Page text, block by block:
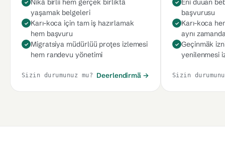
Nikâ birlii hem gerçek birliktä
yaşamak belgeleri
Karı-koca için tam iş hazırlamak
hem başvuru
Migratsiya müdürlüü proţes izlemesi
hem randevu yönetimi
Sizin durumunuz mu? Deerlendirmä →
Eni duuan
başvurusu
Karı-koca
aynı
Geçinmäk
yenilenmesi
Sizin